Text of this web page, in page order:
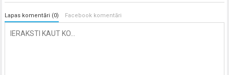
Lapas komentāri (0) Facebook komentāri